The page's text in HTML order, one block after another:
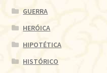
GUERRA
HERÓICA
HIPOTÉTICA
HISTÓRICO